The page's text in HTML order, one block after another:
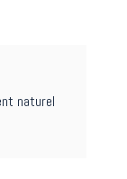
naturel